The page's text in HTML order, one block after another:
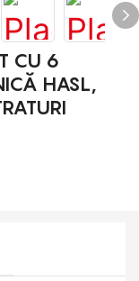
CU 6
HASL,